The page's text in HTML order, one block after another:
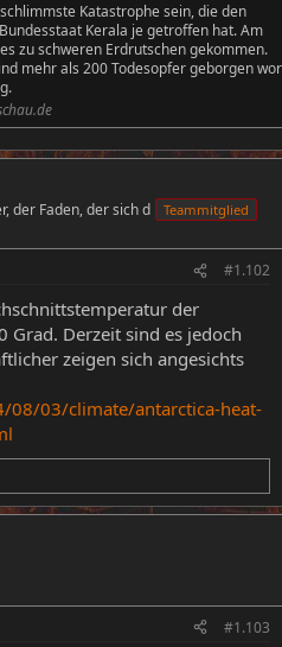
Katastrophe sein, die den
Kerala je getroffen hat. Am
zu schweren Erdrutschen gekommen.
mehr als 200 Todesopfer geborgen
der Faden, der sich d Teammitglied
#1.102
der
Grad. Derzeit sind es jedoch
zeigen sich angesichts
03/climate/antarctica-heat-
#1.103